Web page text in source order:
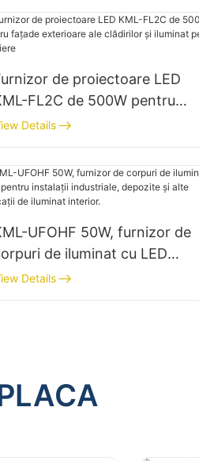
de proiectoare LED
FL2C de 500W pentru
exterioare ale clădirilor și
pe șantiere
Details
UFOHF 50W, furnizor de
de iluminat cu LED
instalații industriale,
și alte aplicații de
Details